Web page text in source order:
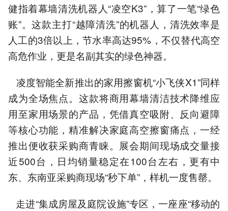
健指着幕墙清洗机器人“凌空K3”，算了一笔“绿色
账”。这款主打“越障清洗”的机器人，清洗效率是
人工的3倍以上，节水率高达95%，不仅替代高空
高危作业，更是名副其实的绿色神器。
凌度智能全新推出的家用擦窗机“小飞侠X1”同样
成为全场焦点。这款将商用幕墙清洁技术降维应
用至家用场景的产品，凭借真空吸附、反向避障
等核心功能，精准解决家庭高空擦窗痛点，一经
推出便收获采购商青睐。展会期间现场成交量接
近500台，日均销量稳定在100台左右，更有中
东、东南亚采购商现场“秒下单”，样机一度售罄。
走进“集成房屋及庭院设施”专区，一座座“移动的